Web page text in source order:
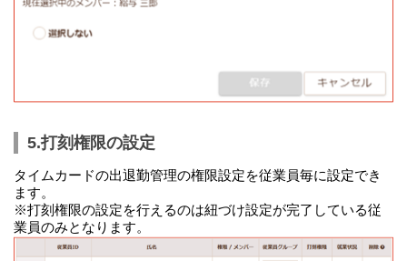
5.打刻権限の設定
タイムカードの出退勤管理の権限設定を従業員毎に設定でき
ます。
※打刻権限の設定を行えるのは紐づけ設定が完了している従
業員のみとなります。